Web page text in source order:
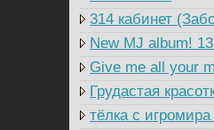
314 кабинет
New MJ album!
Give me all your
Грудастая
тёлка с игромира